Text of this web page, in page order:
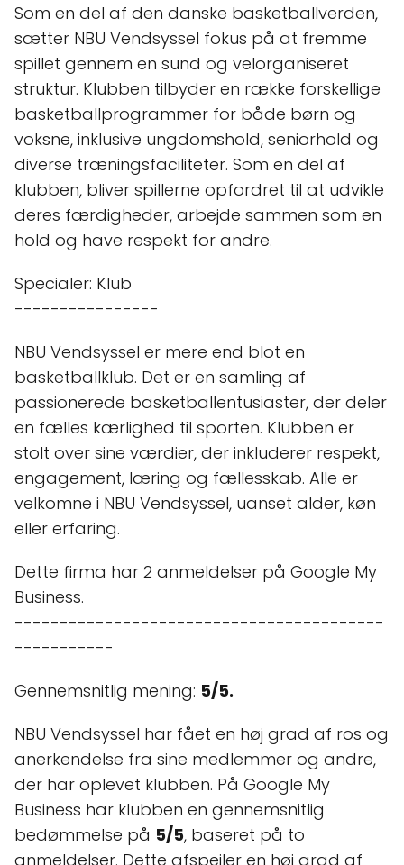
Som en del af den danske basketballverden,
sætter NBU Vendsyssel fokus på at fremme
spillet gennem en sund og velorganiseret
struktur. Klubben tilbyder en række forskellige
basketballprogrammer for både børn og
voksne, inklusive ungdomshold, seniorhold og
diverse træningsfaciliteter. Som en del af
klubben, bliver spillerne opfordret til at udvikle
deres færdigheder, arbejde sammen som en
hold og have respekt for andre.
Specialer: Klub
----------------
NBU Vendsyssel er mere end blot en
basketballklub. Det er en samling af
passionerede basketballentusiaster, der deler
en fælles kærlighed til sporten. Klubben er
stolt over sine værdier, der inkluderer respekt,
engagement, læring og fællesskab. Alle er
velkomne i NBU Vendsyssel, uanset alder, køn
eller erfaring.
Dette firma har 2 anmeldelser på Google My
Business.
-----------------------------------------
-----------
Gennemsnitlig mening: 5/5.
NBU Vendsyssel har fået en høj grad af ros og
anerkendelse fra sine medlemmer og andre,
der har oplevet klubben. På Google My
Business har klubben en gennemsnitlig
bedømmelse på 5/5, baseret på to
anmeldelser. Dette afspejler en høj grad af